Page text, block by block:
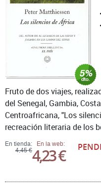
En tienda:
4,45 €
En la web:
4,23 €
Fruto de dos viajes,
del Senegal, Gambia,
Centroafricana, "Los
recreación literaria de los